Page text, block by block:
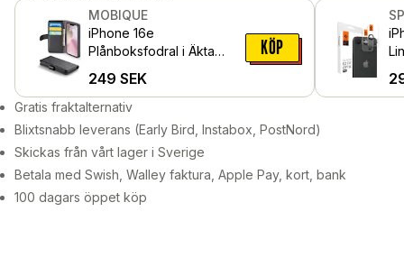
MOBIQUE
iPhone 16e
Plånboksfodral i Äkta
249 SEK
KÖP
Gratis fraktalternativ
Blixtsnabb leverans (Early Bird, Instabox, PostNord)
Skickas från vårt lager i Sverige
Betala med Swish, Walley faktura, Apple Pay, kort, bank
100 dagars öppet köp